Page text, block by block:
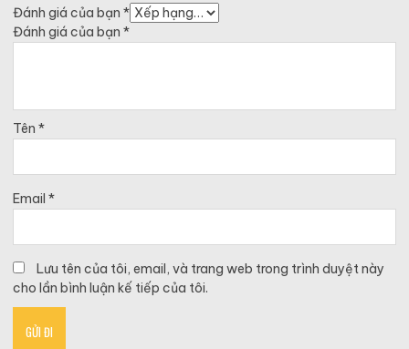
Đánh giá của bạn *
Đánh giá của bạn *
Tên *
Email *
Lưu tên của tôi, email, và trang web trong trình duyệt này
cho lần bình luận kế tiếp của tôi.